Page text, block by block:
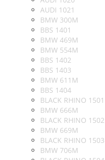
AUDI 1021
BMW 300M
BBS 1401
BMW 469M
BMW 554M
BBS 1402
BBS 1403
BMW 611M
BBS 1404
BLACK RHINO 1501
BMW 666M
BLACK RHINO 1502
BMW 669M
BLACK RHINO 1503
BMW 706M